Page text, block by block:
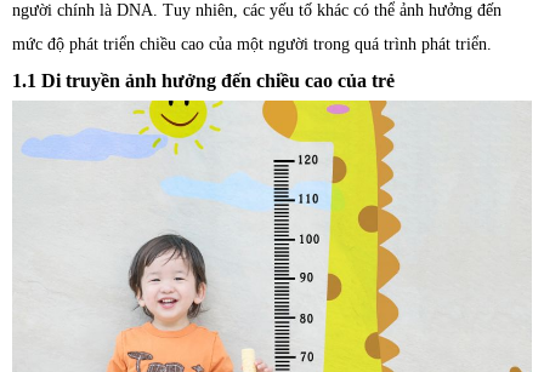
người chính là DNA. Tuy nhiên, các yếu tố khác có thể ảnh hưởng đến
mức độ phát triển chiều cao của một người trong quá trình phát triển.
1.1 Di truyền ảnh hưởng đến chiều cao của trẻ